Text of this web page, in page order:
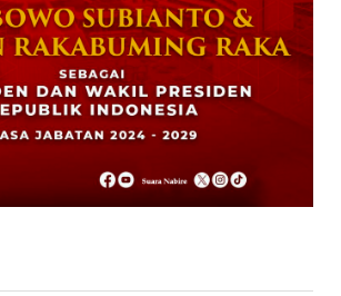
NABIRE
HUT TNI ke-79. Dandim 1705
Gandeng Pelaku UMK...
October 23, 2024